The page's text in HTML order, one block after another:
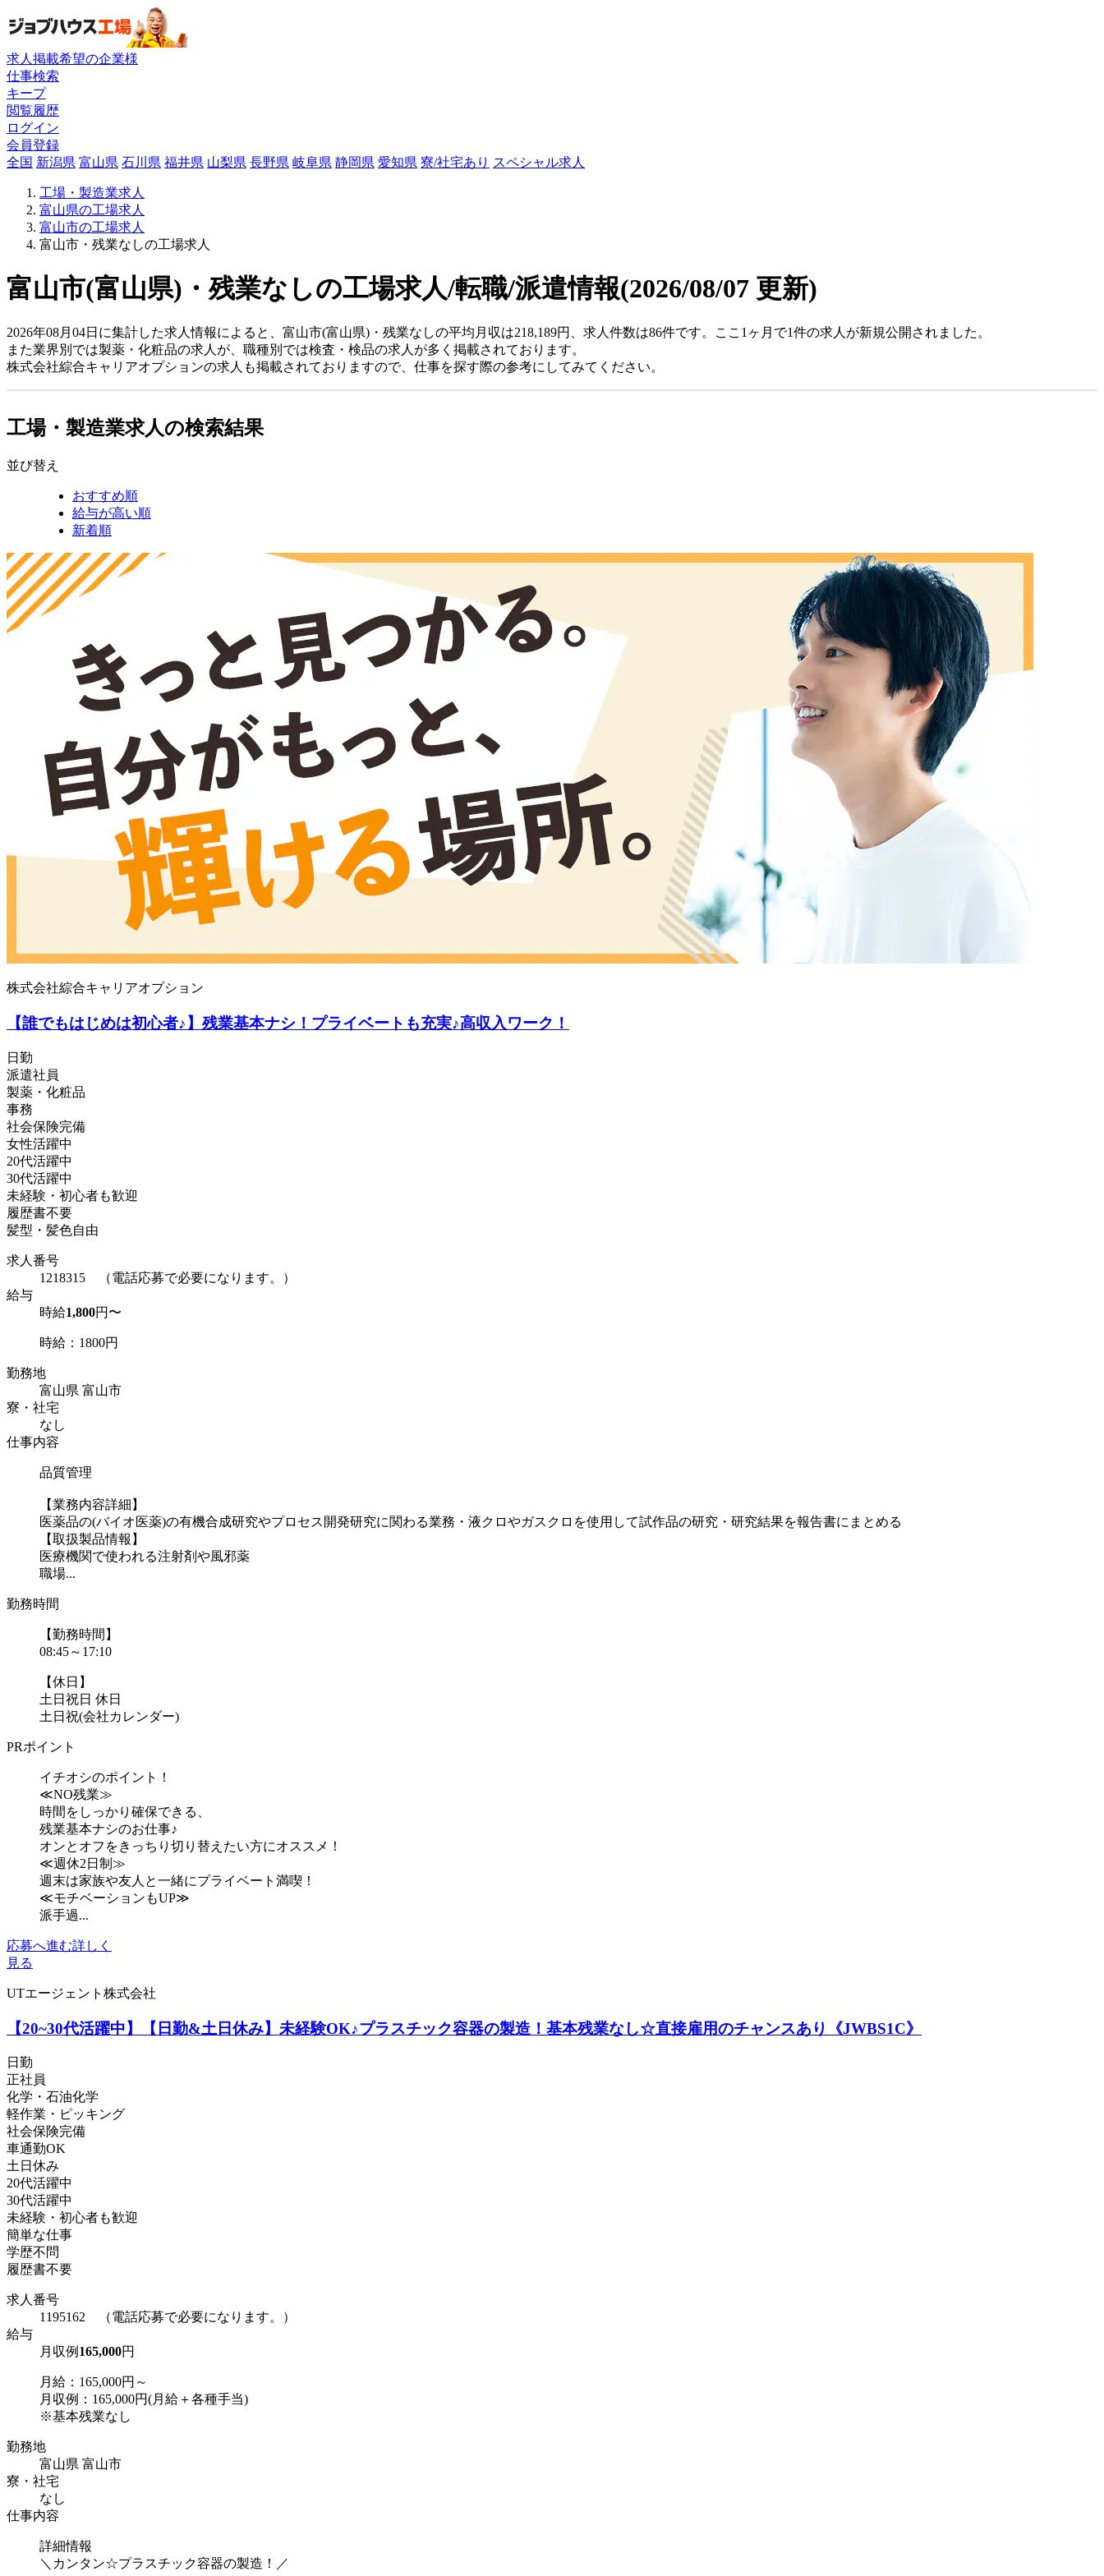
求人掲載希望の企業様
仕事検索
キープ
閲覧履歴
ログイン
会員登録
全国 新潟県 富山県 石川県 福井県 山梨県 長野県 岐阜県 静岡県 愛知県 寮/社宅あり スペシャル求人
工場・製造業求人
富山県の工場求人
富山市の工場求人
富山市・残業なしの工場求人
富山市(富山県)・残業なしの工場求人/転職/派遣情報(2026/08/07 更新)
2026年08月04日に集計した求人情報によると、富山市(富山県)・残業なしの平均月収は218,189円、求人件数は86件です。ここ1ヶ月で1件の求人が新規公開されました。
また業界別では製薬・化粧品の求人が、職種別では検査・検品の求人が多く掲載されております。
株式会社綜合キャリアオプションの求人も掲載されておりますので、仕事を探す際の参考にしてみてください。
工場・製造業求人の検索結果
並び替え
おすすめ順
給与が高い順
新着順
株式会社綜合キャリアオプション
【誰でもはじめは初心者♪】残業基本ナシ！プライベートも充実♪高収入ワーク！
日勤
派遣社員
製薬・化粧品
事務
社会保険完備
女性活躍中
20代活躍中
30代活躍中
未経験・初心者も歓迎
履歴書不要
髪型・髪色自由
求人番号
1218315 （電話応募で必要になります。）
給与
時給1,800円〜
時給：1800円
勤務地
富山県 富山市
寮・社宅
なし
仕事内容
品質管理
【業務内容詳細】
医薬品の(バイオ医薬)の有機合成研究やプロセス開発研究に関わる業務・液クロやガスクロを使用して試作品の研究・研究結果を報告書にまとめる
【取扱製品情報】
医療機関で使われる注射剤や風邪薬
職場...
勤務時間
【勤務時間】
08:45～17:10
【休日】
土日祝日 休日
土日祝(会社カレンダー)
PRポイント
イチオシのポイント！
≪NO残業≫
時間をしっかり確保できる、
残業基本ナシのお仕事♪
オンとオフをきっちり切り替えたい方にオススメ！
≪週休2日制≫
週末は家族や友人と一緒にプライベート満喫！
≪モチベーションもUP≫
派手過...
応募へ進む詳しく
見る
UTエージェント株式会社
【20~30代活躍中】【日勤&土日休み】未経験OK♪プラスチック容器の製造！基本残業なし☆直接雇用のチャンスあり《JWBS1C》
日勤
正社員
化学・石油化学
軽作業・ピッキング
社会保険完備
車通勤OK
土日休み
20代活躍中
30代活躍中
未経験・初心者も歓迎
簡単な仕事
学歴不問
履歴書不要
求人番号
1195162 （電話応募で必要になります。）
給与
月収例 165,000円
月給：165,000円～
月収例：165,000円(月給＋各種手当)
※基本残業なし
勤務地
富山県 富山市
寮・社宅
なし
仕事内容
詳細情報
＼カンタン☆プラスチック容器の製造！／